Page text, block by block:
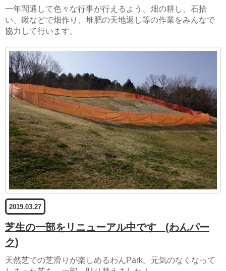
一年間通して色々な行事が行えるよう、畑の耕し、石拾
い、鍬などで畑作り、堆肥の天地返し等の作業をみんなで
協力して行います。
2019.03.27
芝生の一部をリニューアル中です (わんパー
ク)
天然芝での芝滑りが楽しめるわんPark。元気のなくなって